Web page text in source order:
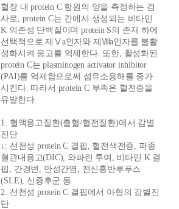
혈장 내 protein C 항원의 양을 측정하는 검
사로, protein C는 간에서 생성되는 비타민
K 의존성 단백질이며 protein S의 존재 하에
선택적으로 제Ⅴa인자와 제Ⅷa인자를 불활
성화시켜 응고를 억제한다. 또한, 활성화된
protein C는 plasminogen activator inhibitor
(PAI)를 억제함으로써 섬유소용해를 증가
시킨다. 따라서 protein C 부족은 혈전증을
유발한다.
1. 혈액응고질환(출혈/혈전질환)에서 감별
진단
↓: 선천성 protein C 결핍, 혈전색전증, 파종
혈관내응고(DIC), 와파린 투여, 비타민 K 결
핍, 간경변, 만성간염, 전신홍반루푸스
(SLE), 신증후군 등
2. 선천성 protein C 결핍에서 아형의 감별진
단